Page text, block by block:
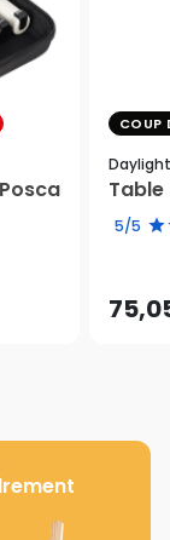
COUP
Daylight
Table
5/5